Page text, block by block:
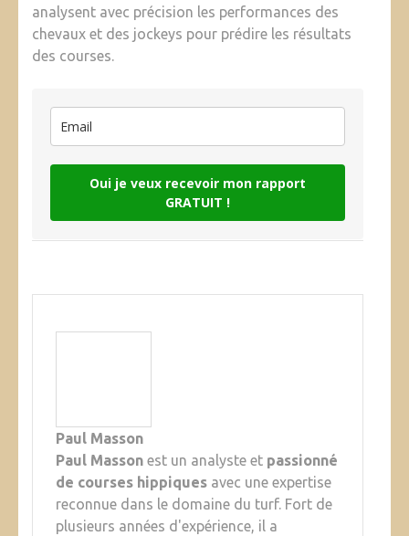
analysent avec précision les performances des
chevaux et des jockeys pour prédire les résultats
des courses.
Oui je veux recevoir mon rapport
GRATUIT !
Paul Masson
Paul Masson est un analyste et passionné
de courses hippiques avec une expertise
reconnue dans le domaine du turf. Fort de
plusieurs années d'expérience, il a